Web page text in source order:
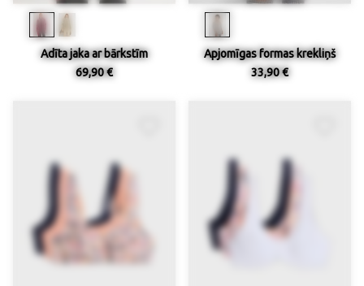
Adīta jaka ar bārkstīm
69,90 €
Apjomīgas formas krekliņš
33,90 €